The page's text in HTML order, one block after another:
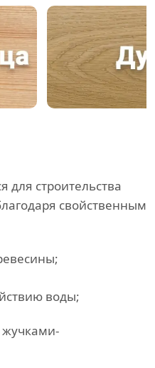
для строительства
свойственным
воды;
жучками-